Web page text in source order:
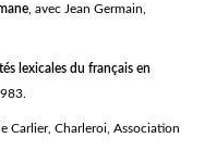
, avec Jean Germain,
lexicales du français en
Carlier, Charleroi, Association